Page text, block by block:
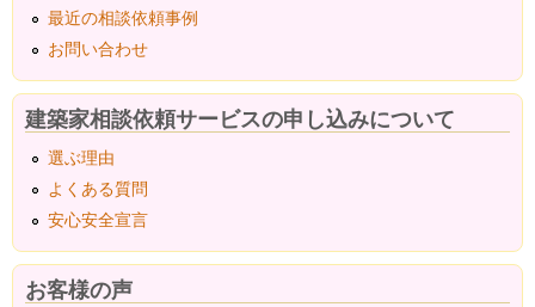
最近の相談依頼事例
お問い合わせ
建築家相談依頼サービスの申し込みについて
選ぶ理由
よくある質問
安心安全宣言
お客様の声